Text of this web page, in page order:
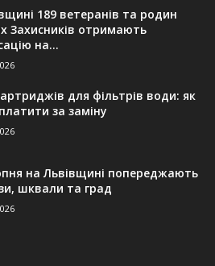
189 ветеранів та родин
Захисників отримають
на...
для фільтрів води: як
за заміну
на Львівщині попереджають
шквали та град